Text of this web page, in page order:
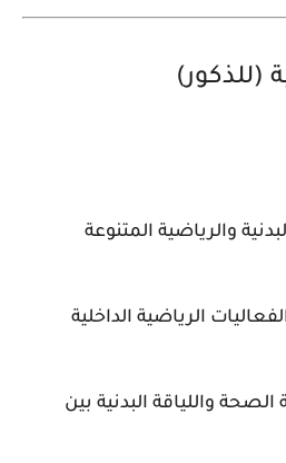
والرياضية المتنوعة
الرياضية الداخلية
الصحة واللياقة البدنية بين